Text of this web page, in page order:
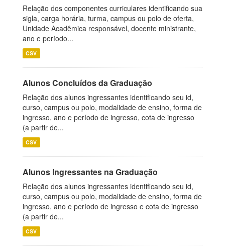
Relação dos componentes curriculares identificando sua
sigla, carga horária, turma, campus ou polo de oferta,
Unidade Acadêmica responsável, docente ministrante,
ano e período...
CSV
Alunos Concluídos da Graduação
Relação dos alunos ingressantes identificando seu id,
curso, campus ou polo, modalidade de ensino, forma de
ingresso, ano e período de ingresso, cota de ingresso
(a partir de...
CSV
Alunos Ingressantes na Graduação
Relação dos alunos ingressantes identificando seu id,
curso, campus ou polo, modalidade de ensino, forma de
ingresso, ano e período de ingresso e cota de ingresso
(a partir de...
CSV